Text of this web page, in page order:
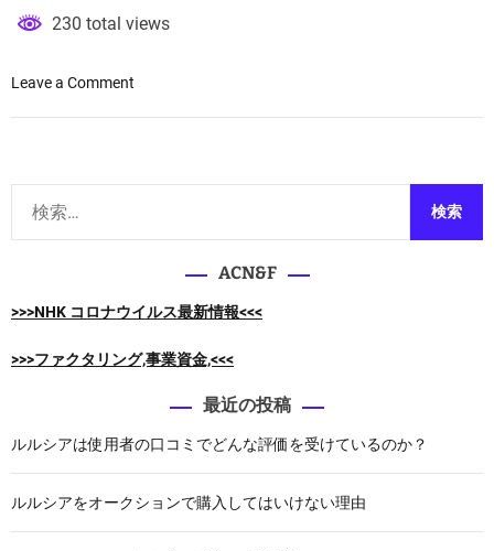
230 total views
Leave a Comment
ト
ビ
ュ
ィ
ー
V
ACN&F
>>>NHK コロナウイルス最新情報<<<
>>>ファクタリング,事業資金,<<<
最近の投稿
ルルシアは使用者の口コミでどんな評価を受けているのか？
ルルシアをオークションで購入してはいけない理由